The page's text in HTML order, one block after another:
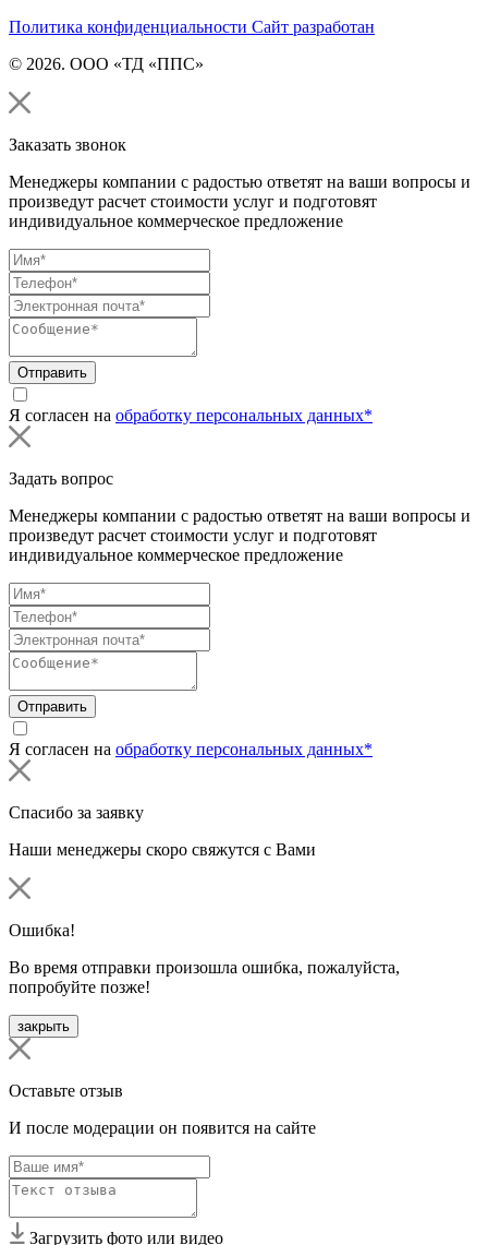
Политика конфиденциальности Сайт разработан
© 2026. ООО «ТД «ППС»
Заказать звонок
Менеджеры компании с радостью ответят на ваши вопросы и
произведут расчет стоимости услуг и подготовят
индивидуальное коммерческое предложение
Отправить
Я согласен на обработку персональных данных*
Задать вопрос
Менеджеры компании с радостью ответят на ваши вопросы и
произведут расчет стоимости услуг и подготовят
индивидуальное коммерческое предложение
Отправить
Я согласен на обработку персональных данных*
Спасибо за заявку
Наши менеджеры скоро свяжутся с Вами
Ошибка!
Во время отправки произошла ошибка, пожалуйста,
попробуйте позже!
закрыть
Оставьте отзыв
И после модерации он появится на сайте
Загрузить фото или видео